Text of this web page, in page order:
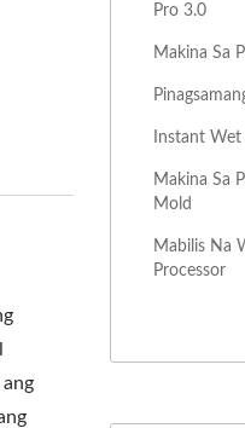
Pro 3.0
Makina Sa
Instant
Makina Sa
Mold
Mabilis Na
Processor